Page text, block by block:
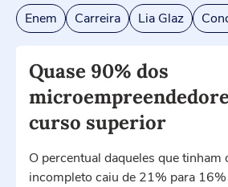
Enem Carreira Lia Glaz
Quase 90% dos
curso superior
O percentual daqueles que tinham
incompleto caiu de 21% para